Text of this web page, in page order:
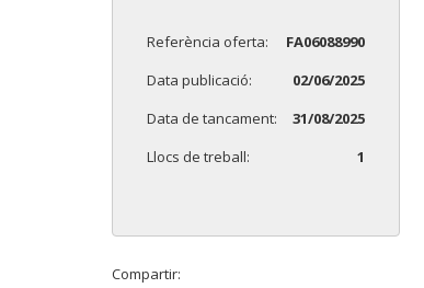
Referència oferta:
FA06088990
Data publicació:
02/06/2025
Data de tancament:
31/08/2025
Llocs de treball:
1
Compartir: